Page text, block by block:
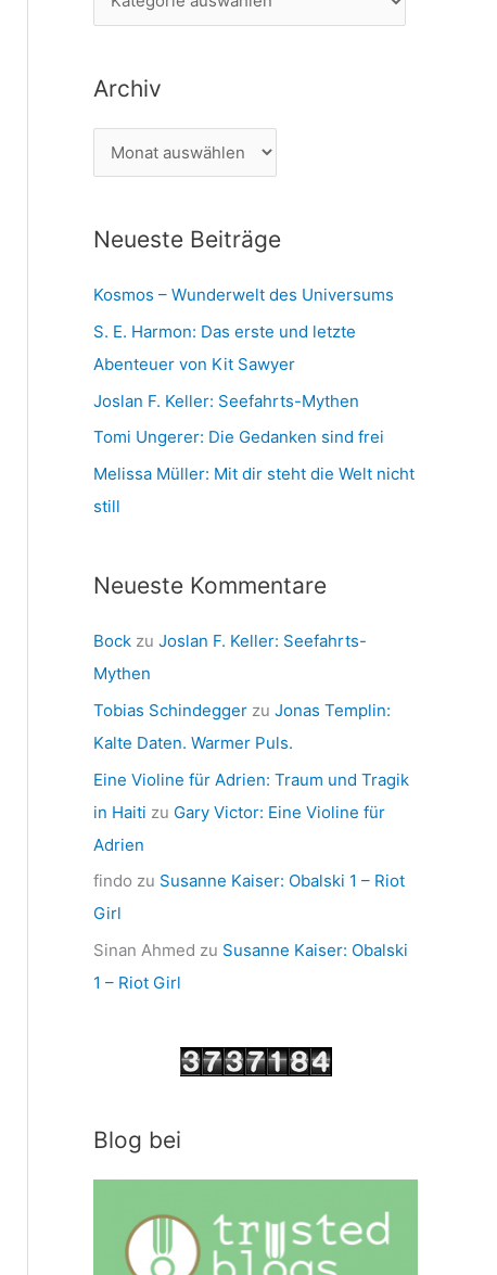
c
h
a
e
e
n
Archiv
r
h
v
Neueste Beiträge
Kosmos – Wunderwelt des Universums
S. E. Harmon: Das erste und letzte
Abenteuer von Kit Sawyer
Joslan F. Keller: Seefahrts-Mythen
Tomi Ungerer: Die Gedanken sind frei
Melissa Müller: Mit dir steht die Welt nicht
still
Neueste Kommentare
Bock zu Joslan F. Keller: Seefahrts-
Mythen
Tobias Schindegger zu Jonas Templin:
Kalte Daten. Warmer Puls.
Eine Violine für Adrien: Traum und Tragik
in Haiti zu Gary Victor: Eine Violine für
Adrien
findo zu Susanne Kaiser: Obalski 1 – Riot
Girl
Sinan Ahmed zu Susanne Kaiser: Obalski
1 – Riot Girl
Blog bei